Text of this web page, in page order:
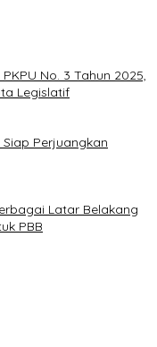
No. 3 Tahun 2025,
Legislatif
Perjuangkan
Latar Belakang
PBB